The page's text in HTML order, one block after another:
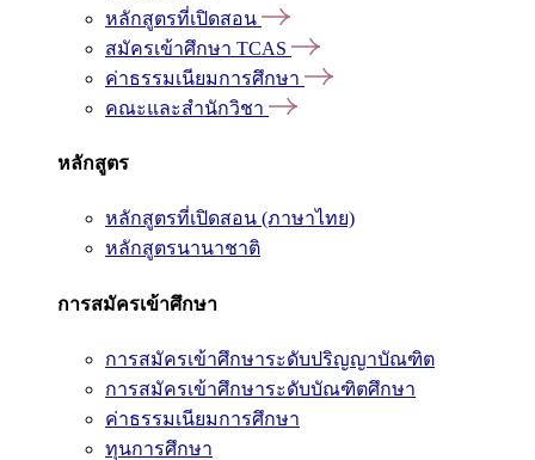
หลักสูตรที่เปิดสอน
สมัครเข้าศึกษา TCAS
ค่าธรรมเนียมการศึกษา
คณะและสำนักวิชา
หลักสูตร
หลักสูตรที่เปิดสอน (ภาษาไทย)
หลักสูตรนานาชาติ
การสมัครเข้าศึกษา
การสมัครเข้าศึกษาระดับปริญญาบัณฑิต
การสมัครเข้าศึกษาระดับบัณฑิตศึกษา
ค่าธรรมเนียมการศึกษา
ทุนการศึกษา